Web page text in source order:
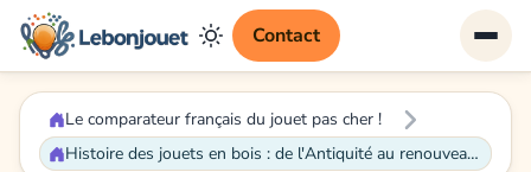
Contact
Le comparateur français du jouet pas cher !
Histoire des jouets en bois : de l'Antiquité au renouveau contemporain